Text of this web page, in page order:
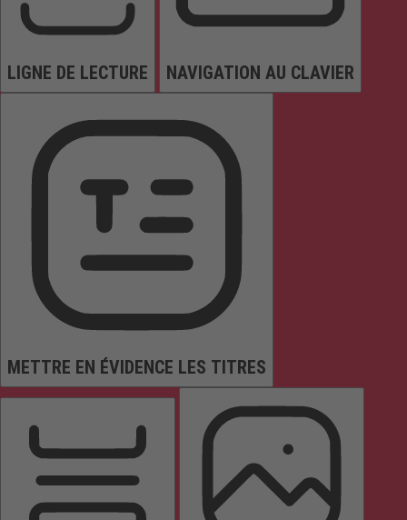
LIGNE DE LECTURE NAVIGATION AU CLAVIER
METTRE EN ÉVIDENCE LES TITRES